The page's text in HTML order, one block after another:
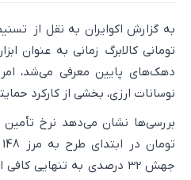
به گزارش اکوایران به نقل از
تومانی کالابرگ زمانی به عنوان
دهک‌های پایین معرفی می‌شد،
نوسانات ارزی، بخشی از کارکرد
جهش 32 درصدی به تنهایی